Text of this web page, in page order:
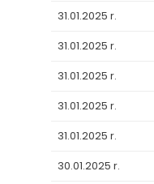
31.01.2025 r.
31.01.2025 r.
31.01.2025 r.
31.01.2025 r.
31.01.2025 r.
30.01.2025 r.